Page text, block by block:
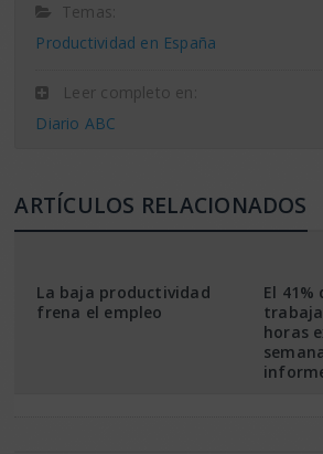
Temas:
Productividad en España
Leer completo en:
Diario ABC
ARTÍCULOS RELACIONADOS
La baja productividad
frena el empleo
El 41%
horas